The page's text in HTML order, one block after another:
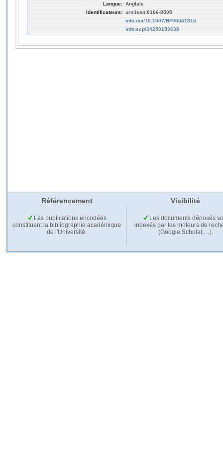
Langue: Anglais
Identificateurs: urn:issn:0166-8595
info:doi/10.1007/BF00041815
info:scp/34250153638
Référencement Visibilité
Les publications encodées
constituent la bibliographie académique
de l'Université.
Les documents déposés
indexés par les moteurs de
(Google Scholar,…).